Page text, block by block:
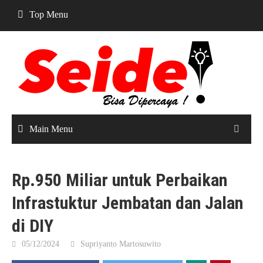
content
Top Menu
Main Menu
Rp.950 Miliar untuk Perbaikan
Infrastuktur Jembatan dan Jalan
di DIY
05/12/2024 Supriyanto Martosuwito